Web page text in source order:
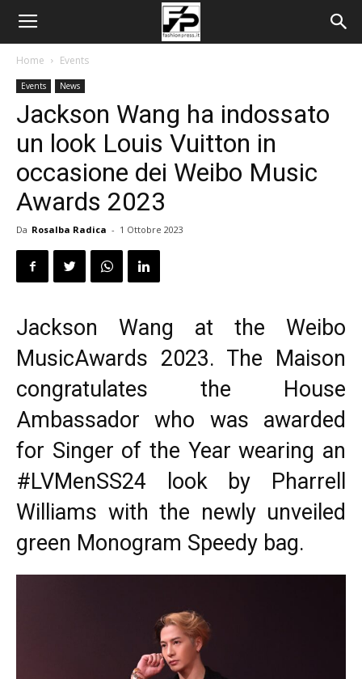
Home Events
Events News
Jackson Wang ha indossato
un look Louis Vuitton in
occasione dei Weibo Music
Awards 2023
Da Rosalba Radica - 1 Ottobre 2023
Jackson Wang at the Weibo
MusicAwards 2023. The Maison
congratulates the House
Ambassador who was awarded
for Singer of the Year wearing an
#LVMenSS24 look by Pharrell
Williams with the newly unveiled
green Monogram Speedy bag.